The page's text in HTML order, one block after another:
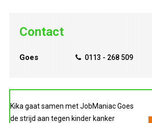
Contact
Goes 0113 - 268 509
Kika gaat samen met JobManiac Goes
de strijd aan tegen kinder kanker